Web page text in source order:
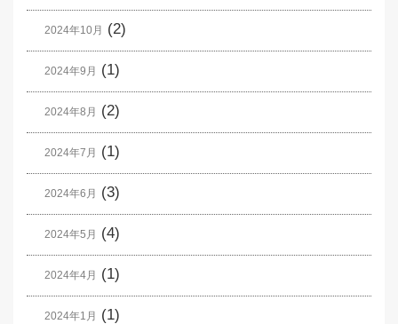
2024年10月 (2)
2024年9月 (1)
2024年8月 (2)
2024年7月 (1)
2024年6月 (3)
2024年5月 (4)
2024年4月 (1)
2024年1月 (1)